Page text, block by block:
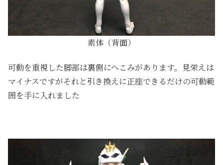
素体（背面）
可動を重視した脚部は裏側にへこみがあります。見栄えは
マイナスですがそれと引き換えに正座できるだけの可動範
囲を手に入れました